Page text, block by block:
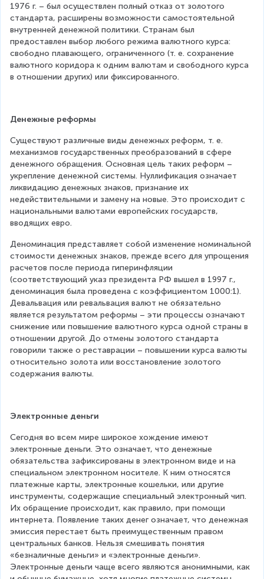
1976 г. – был осуществлен полный отказ от золотого
стандарта, расширены возможности самостоятельной
внутренней денежной политики. Странам был
предоставлен выбор любого режима валютного курса:
свободно плавающего, ограниченного (т. е. сохранение
валютного коридора к одним валютам и свободного курса
в отношении других) или фиксированного.
Денежные реформы
Существуют различные виды денежных реформ, т. е.
механизмов государственных преобразований в сфере
денежного обращения. Основная цель таких реформ –
укрепление денежной системы. Нуллификация означает
ликвидацию денежных знаков, признание их
недействительными и замену на новые. Это происходит с
национальными валютами европейских государств,
вводящих евро.
Деноминация представляет собой изменение номинальной
стоимости денежных знаков, прежде всего для упрощения
расчетов после периода гиперинфляции
(соответствующий указ президента РФ вышел в 1997 г.,
деноминация была проведена с коэффициентом 1000:1).
Девальвация или ревальвация валют не обязательно
является результатом реформы – эти процессы означают
снижение или повышение валютного курса одной страны в
отношении другой. До отмены золотого стандарта
говорили также о реставрации – повышении курса валюты
относительно золота или восстановление золотого
содержания валюты.
Электронные деньги
Сегодня во всем мире широкое хождение имеют
электронные деньги. Это означает, что денежные
обязательства зафиксированы в электронном виде и на
специальном электронном носителе. К ним относятся
платежные карты, электронные кошельки, или другие
инструменты, содержащие специальный электронный чип.
Их обращение происходит, как правило, при помощи
интернета. Появление таких денег означает, что денежная
эмиссия перестает быть преимущественным правом
центральных банков. Нельзя смешивать понятия
«безналичные деньги» и «электронные деньги».
Электронные деньги чаще всего являются анонимными, как